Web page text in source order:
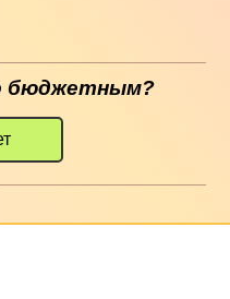
бюджетным?